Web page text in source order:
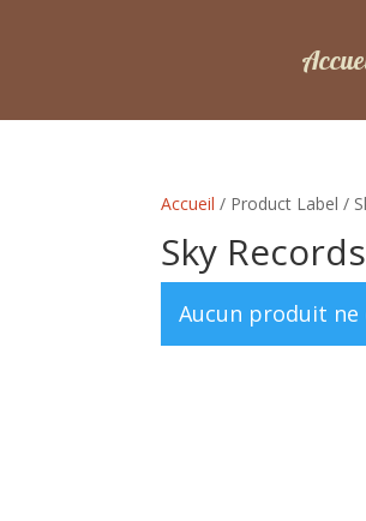
Accueil / Product Label /
Sky Records
Aucun produit